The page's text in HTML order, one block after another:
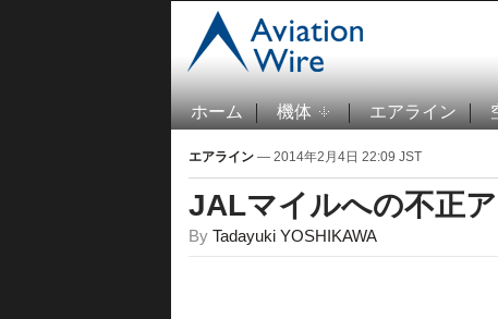
ホーム 機体 エアライン
エアライン — 2014年2月4日 22:09 JST
JALマイルへの不正
By Tadayuki YOSHIKAWA